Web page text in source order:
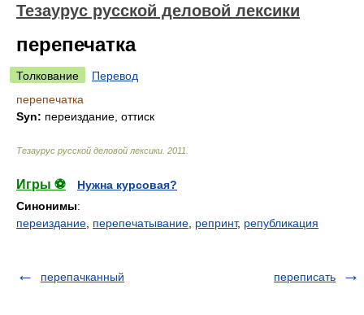
Тезаурус русской деловой лексики
перепечатка
Толкование
Перевод
перепечатка
Syn: переиздание, оттиск
Тезаурус русской деловой лексики 2011
Игры ⚽
Нужна курсовая?
Синонимы:
переиздание перепечатывание репринт, републикация
перепачканный переписать